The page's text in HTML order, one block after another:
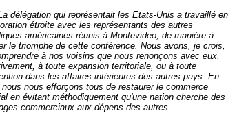
délégation qui représentait les Etats-Unis a travaillé en
étroite avec les représentants des autres
américaines réunis à Montevideo, de manière à
le triomphe de cette conférence. Nous avons, je crois,
à nos voisins que nous renonçons avec eux,
à toute expansion territoriale, ou à toute
dans les affaires intérieures des autres pays. En
nous nous efforçons tous de restaurer le commerce
en évitant méthodiquement qu'une nation cherche des
commerciaux aux dépens des autres.